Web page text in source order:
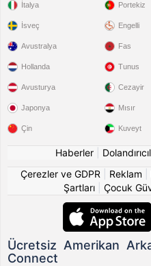
İtalya
İsveç
Portekiz
Engelli
Avustralya
Hollanda
Avusturya
Japonya
Çin
Fas
Tunus
Cezayir
Mısır
Kuveyt
Haberler
Çerezler ve GDPR
Reklam
Şartları| Çocuk
Ücretsiz Amerikan
Connect